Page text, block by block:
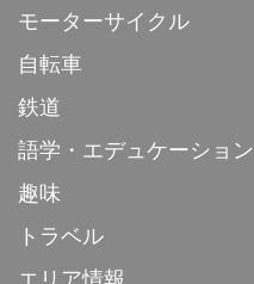
モーターサイクル
自転車
鉄道
語学・エデュケーション
趣味
トラベル
エリア情報